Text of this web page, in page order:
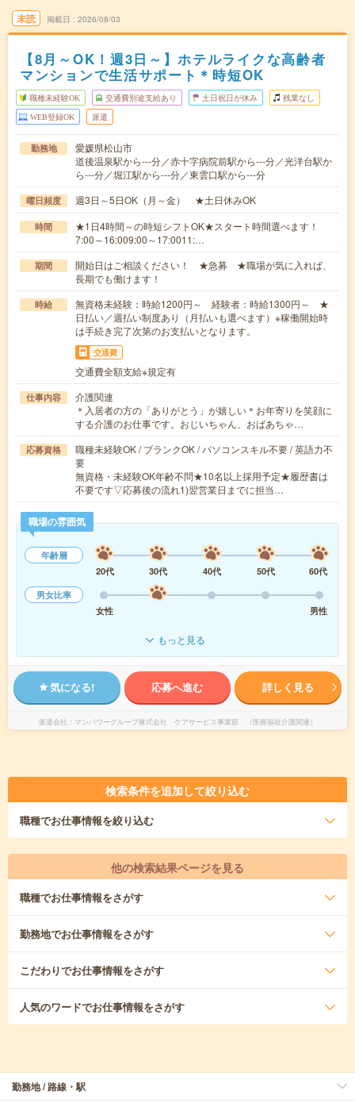
未読 掲載日 2026/08/03
【8月～OK！週3日～】ホテルライクな高齢者
マンションで生活サポート＊時短OK
職種未経験OK 交通費別途支給あり 土日祝日が休み 残業なし
WEB登録OK 派遣
勤務地
愛媛県松山市
道後温泉駅から---分／赤十字病院前駅から---分／光洋台駅か
ら---分／堀江駅から---分／東雲口駅から---分
曜日頻度 週3日～5日OK（月～金） ★土日休みOK
時間
★1日4時間～の時短シフトOK★スタート時間選べます！
7:00～16:009:00～17:0011:…
期間
開始日はご相談ください！ ★急募 ★職場が気に入れば、
長期でも働けます！
時給
無資格未経験：時給1200円～ 経験者：時給1300円～ ★
日払い／週払い制度あり（月払いも選べます）※稼働開始時
は手続き完了次第のお支払いとなります。
交通費
交通費全額支給※規定有
仕事内容
介護関連
＊入居者の方の「ありがとう」が嬉しい＊お年寄りを笑顔に
する介護のお仕事です。おじいちゃん、おばあちゃ…
応募資格
職種未経験OK / ブランクOK / パソコンスキル不要 / 英語力不
要
無資格・未経験OK年齢不問★10名以上採用予定★履歴書は
不要です▽応募後の流れ1)翌営業日までに担当…
職場の雰囲気
年齢層
20代
30代 40代 50代
60代
男女比率
女性
男性
もっと見る
気になる! 応募へ進む 詳しく見る
派遣会社 マンパワーグループ株式会社 ケアサービス事業部 （医療福祉介護関連）
検索条件を追加して絞り込む
職種でお仕事情報を絞り込む
他の検索結果ページを見る
職種でお仕事情報をさがす
勤務地でお仕事情報をさがす
こだわりでお仕事情報をさがす
人気のワードでお仕事情報をさがす
勤務地 / 路線・駅